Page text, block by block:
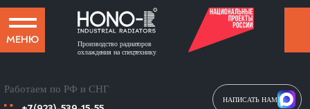
МЕНЮ
Производство радиаторов
охлаждения на спецтехнику
НАПИСАТЬ НАМ
Работаем по РФ и СНГ